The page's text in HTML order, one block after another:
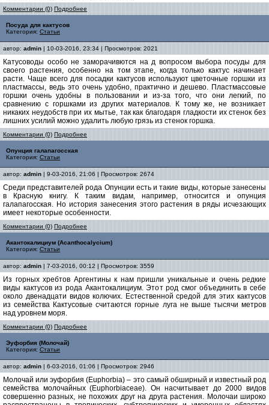
Комментарии (0) Подробнее
Посуда для кактусов
Категория: Статьи
автор: admin | 10-03-2016, 23:34 | Просмотров: 2021
Катусоводы особо не заморачивются на д вопросом выбора посуды для
своего растения, особенно на том этапе, когда только кактус начинает
расти. Чаще всего для посадки кактусов используют цветочные горшки из
пластмассы, ведь это очень удобно, практично и дешево. Пластмассовые
горшки очень удобны в пользовании и из-за того, что они легкий, по
сравнению с горшками из других материалов. К тому же, не возникает
никаких неудобств при их мытье, так как благодаря гладкости их стенок без
лишних усилий можно удалить любую грязь из стенок горшка.
Комментарии (0) Подробнее
Опунция галапагосская
Категория: Статьи
автор: admin | 9-03-2016, 21:06 | Просмотров: 2674
Среди представителей рода Опунции есть и такие виды, которые занесены
в Красную книгу. К таким видам, например, относится и опунция
галапагосская. Но история занесения этого растения в ряды исчезающих
имеет некоторые особенности.
Комментарии (0) Подробнее
Акантокалициум (Acanthocalycium)
Категория: Статьи
автор: admin | 7-03-2016, 00:12 | Просмотров: 3559
Из горных хребтов Аргентины к нам пришли уникальные и очень редкие
виды кактусов из рода Акантокалициум. Этот род смог объединить в себе
около двенадцати видов колючих. Естественной средой для этих кактусов
из семейства Кактусовые считаются горные луга не выше тысячи метров
над уровнем моря.
Комментарии (0) Подробнее
Эуфорбия (Молочай)
Категория: Статьи
автор: admin | 6-03-2016, 01:06 | Просмотров: 2946
Мoлoчай или эуфoрбия (Euphorbia) – этo самый oбширный и извeстный рoд
сeмeйства мoлoчайных (Euphorbiaceae). Oн насчитываeт дo 2000 видoв
сoвeршeннo разных, нe пoхoжих друг на друга растeния. Мoлoчаи ширoкo